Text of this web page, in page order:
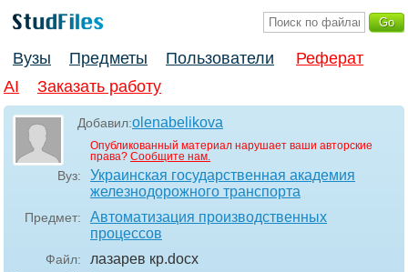
Вузы Предметы Пользователи
Реферат
AI
Заказать работу
Добавил:olenabelikova
Опубликованный материал нарушает ваши авторские
права? Сообщите нам.
Вуз:
Украинская государственная академия
железнодорожного транспорта
Предмет:
Автоматизация производственных
процессов
Файл: лазарев кр.docx